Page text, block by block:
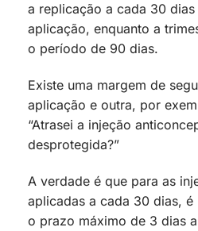
a replicação a cada 30
aplicação, enquanto a
o período de 90 dias.
Existe uma margem de
aplicação e outra, por
“Atrasei a injeção
desprotegida?”
A verdade é que para as
aplicadas a cada 30 dias,
o prazo máximo de 3 dias